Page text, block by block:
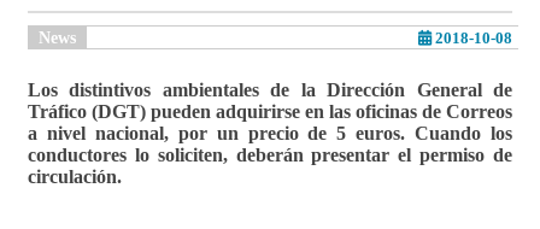
News 2018-10-08
Los distintivos ambientales de la Dirección General de
Tráfico (DGT) pueden adquirirse en las oficinas de Correos
a nivel nacional, por un precio de 5 euros. Cuando los
conductores lo soliciten, deberán presentar el permiso de
circulación.